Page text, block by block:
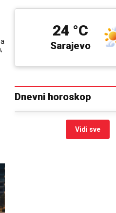
Sarajevo
24 °C
Dnevni horoskop
Vidi sve